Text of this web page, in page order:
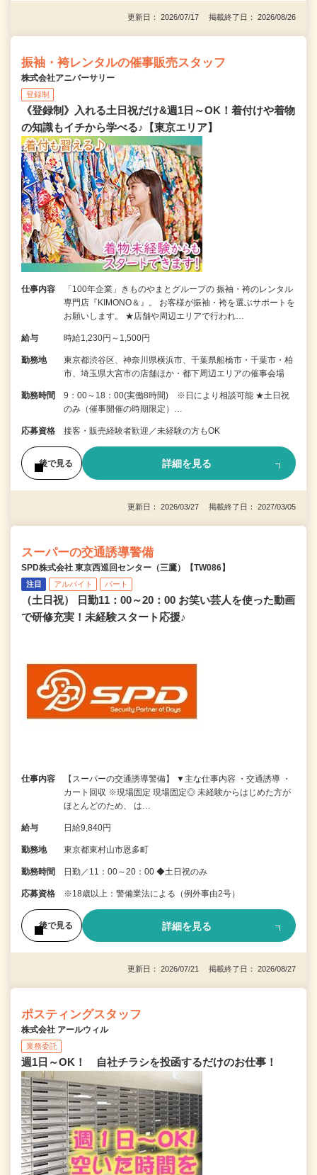
更新日： 2026/07/17 掲載終了日： 2026/08/26
振袖・袴レンタルの催事販売スタッフ
株式会社アニバーサリー
登録制
《登録制》入れる土日祝だけ&週1日～OK！着付けや着物
の知識もイチから学べる♪【東京エリア】
仕事内容
「100年企業」きものやまとグループの 振袖・袴のレンタル
専門店『KIMONO＆』。 お客様が振袖・袴を選ぶサポートを
お願いします。 ★店舗や周辺エリアで行われ…
給与 時給1,230円～1,500円
勤務地
東京都渋谷区、神奈川県横浜市、千葉県船橋市・千葉市・柏
市、埼玉県大宮市の店舗ほか・都下周辺エリアの催事会場
勤務時間
9：00～18：00(実働8時間) ※日により相談可能 ★土日祝
のみ（催事開催の時期限定）…
応募資格 接客・販売経験者歓迎／未経験の方もOK
後で見る 詳細を見る
更新日： 2026/03/27 掲載終了日： 2027/03/05
スーパーの交通誘導警備
SPD株式会社 東京西巡回センター（三鷹）【TW086】
注目 アルバイト パート
（土日祝） 日勤11：00～20：00 お笑い芸人を使った動画
で研修充実！未経験スタート応援♪
仕事内容
【スーパーの交通誘導警備】 ▼主な仕事内容 ・交通誘導 ・
カート回収 ※現場固定 現場固定◎ 未経験からはじめた方が
ほとんどのため、 は…
給与 日給9,840円
勤務地 東京都東村山市恩多町
勤務時間 日勤／11：00～20：00 ◆土日祝のみ
応募資格 ※18歳以上：警備業法による（例外事由2号）
後で見る 詳細を見る
更新日： 2026/07/21 掲載終了日： 2026/08/27
ポスティングスタッフ
株式会社 アールウィル
業務委託
週1日～OK！ 自社チラシを投函するだけのお仕事！